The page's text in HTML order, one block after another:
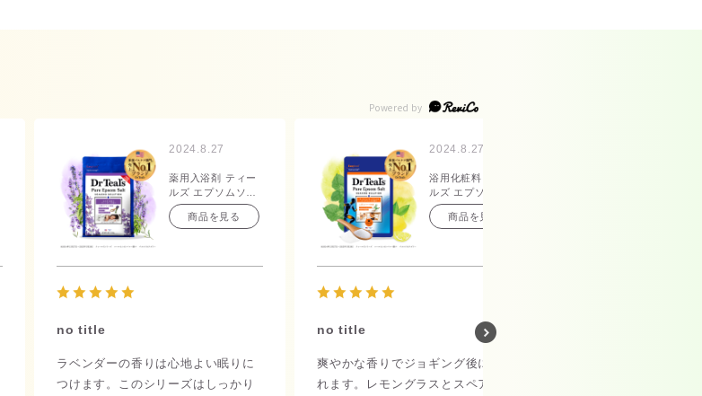
2024.8.27
薬用入浴剤 ティー
ルズ エプソムソル
ト ラベンダーの香
り 1.36kg
商品を見る
no title
ラベンダーの香りは心地よい眠りに
つけます。このシリーズはしっかり
2024.8.27
浴用化粧料 ティー
ルズ エプソムソル
ト レモングラス＆
スペアミントの香
商品を見る
no title
爽やかな香りでジョギング後に癒さ
れます。レモングラスとスペアミン